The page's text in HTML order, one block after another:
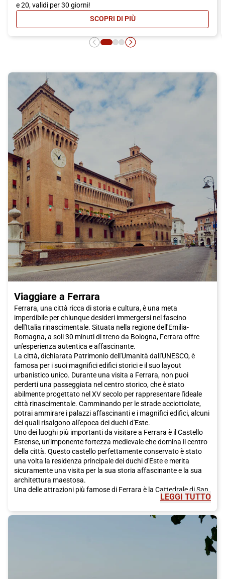
e 20, validi per 30 giorni!
SCOPRI DI PIÙ- CARNET ITALO: MASSIMA
Viaggiare a Ferrara
Ferrara, una città ricca di storia e cultura, è una meta
imperdibile per chiunque desideri immergersi nel fascino
dell'Italia rinascimentale. Situata nella regione dell'Emilia-
Romagna, a soli 30 minuti di treno da Bologna, Ferrara offre
un'esperienza autentica e affascinante.
La città, dichiarata Patrimonio dell'Umanità dall'UNESCO, è
famosa per i suoi magnifici edifici storici e il suo layout
urbanistico unico. Durante una visita a Ferrara, non puoi
perderti una passeggiata nel centro storico, che è stato
abilmente progettato nel XV secolo per rappresentare l'ideale
città rinascimentale. Camminando per le strade acciottolate,
potrai ammirare i palazzi affascinanti e i magnifici edifici, alcuni
dei quali risalgono all'epoca dei duchi d'Este.
Uno dei luoghi più importanti da visitare a Ferrara è il Castello
Estense, un'imponente fortezza medievale che domina il centro
della città. Questo castello perfettamente conservato è stato
una volta la residenza principale dei duchi d'Este e merita
sicuramente una visita per la sua storia affascinante e la sua
architettura maestosa.
Una delle attrazioni più famose di Ferrara è la Cattedrale di San
Giorgio, un magnifico esempio di architettura romanica.
d'arte e affreschi che risalgono al XIII secolo. Non lontano dalla
cattedrale si trova la Casa Romei, una dimora risalente al XV
LEGGI TUTTO